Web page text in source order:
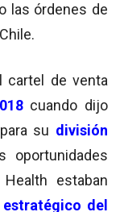
las órdenes de
cartel de venta
cuando dijo
su división
estaban
del